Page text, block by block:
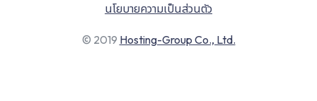
นโยบายความเป็นส่วนตัว
© 2019 Hosting-Group Co., Ltd.